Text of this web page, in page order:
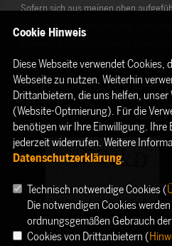
Sofern sich aus meinen oben
ethnische Herkunft, Religion,
Die Rechte als Betroffener aus der
habe ich gelesen und verstanden.
Cookie Hinweis
Diese Webseite verwendet
Webseite zu nutzen. Weiterhin
Drittanbietern, die uns helfen, unser
(Website-Optmierung). Für die
benötigen wir Ihre Einwilligung. Ihre
jederzeit widerrufen. Weitere
Datenschutzerklärung.
Technisch notwendige Cookies (
Die notwendigen Cookies
ordnungsgemäßen Gebrauch
Cookies von Drittanbietern (